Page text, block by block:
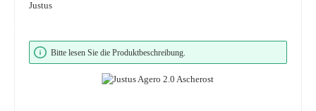
Justus
Bildergalerie überspringen
Bitte lesen Sie die Produktbeschreibung.